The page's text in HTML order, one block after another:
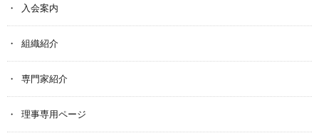
入会案内
組織紹介
専門家紹介
理事専用ページ